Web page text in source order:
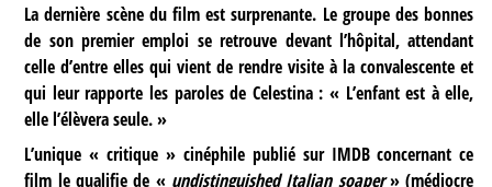
La dernière scène du film est surprenante. Le groupe des bonnes
de son premier emploi se retrouve devant l’hôpital, attendant
celle d’entre elles qui vient de rendre visite à la convalescente et
qui leur rapporte les paroles de Celestina : « L’enfant est à elle,
elle l’élèvera seule. »
L’unique « critique » cinéphile publié sur IMDB concernant ce
film le qualifie de « undistinguished Italian soaper» (médiocre